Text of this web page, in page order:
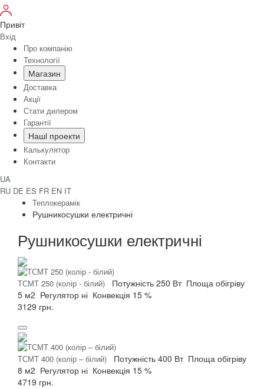
Привіт
Вхід
Про компанію
Технології
Магазин
Доставка
Акції
Стати дилером
Гарантії
Нашi проекти
Калькулятор
Контакти
UA
RU DE ES FR EN IT
Теплокерамік
Рушникосушки електричні
Рушникосушки електричні
ТСМТ 250 (колір - білий) Потужність 250 Вт Площа обігріву
5 м2 Регулятор ні Конвекція 15 %
3129 грн.
ТСМT 400 (колір – білий) Потужність 400 Вт Площа обігріву
8 м2 Регулятор ні Конвекція 15 %
4719 грн.